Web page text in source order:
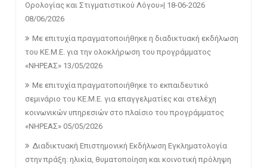
Ορολογίας και Στιγματιστικού Λόγου»| 18-06-2026
08/06/2026
Με επιτυχία πραγματοποιήθηκε η διαδικτυακή εκδήλωση
του ΚΕ.Μ.Ε. για την ολοκλήρωση του προγράμματος
«ΝΗΡΕΑΣ» 13/05/2026
Με επιτυχία πραγματοποιήθηκε το εκπαιδευτικό
σεμινάριο του ΚΕ.Μ.Ε. για επαγγελματίες και στελέχη
κοινωνικών υπηρεσιών στο πλαίσιο του προγράμματος
«ΝΗΡΕΑΣ» 05/05/2026
Διαδικτυακή Επιστημονική Εκδήλωση Εγκληματολογία
στην πράξη: ηλικία, θυματοποίηση και κοινοτική πρόληψη